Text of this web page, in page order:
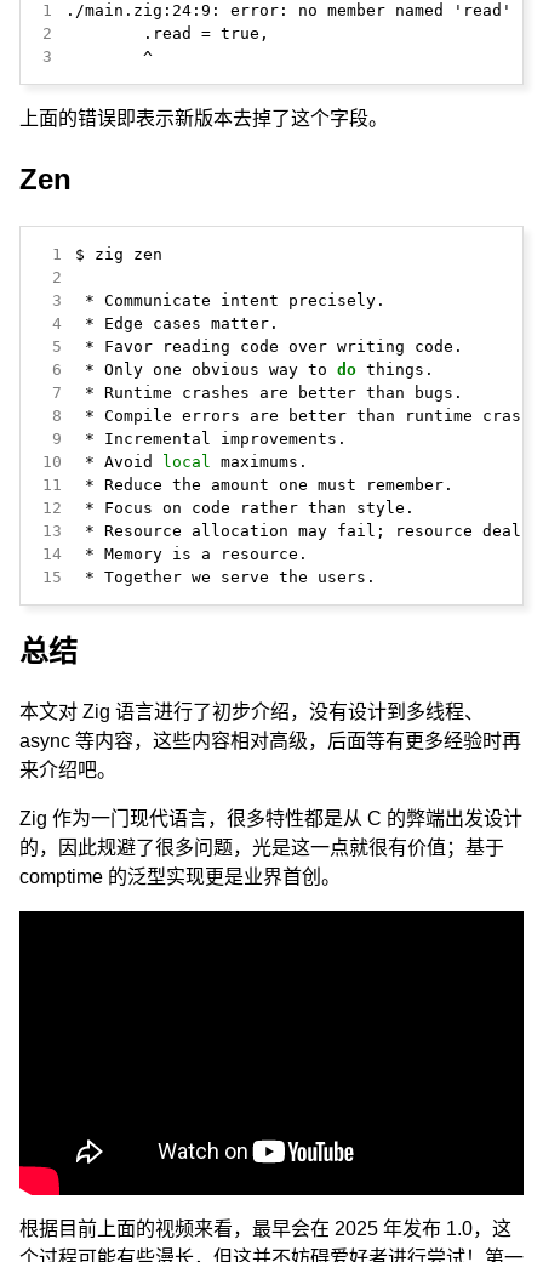
1
2
3
        ^
上面的错误即表示新版本去掉了这个字段。
Zen
1
2
3
4
5
6
* Only one obvious way to do
7
8
9
10
* Avoid local
11
12
13
14
15
* Together we serve the users.
总结
本文对 Zig 语言进行了初步介绍，没有设计到多线程、
async 等内容，这些内容相对高级，后面等有更多经验时再
来介绍吧。
Zig 作为一门现代语言，很多特性都是从 C 的弊端出发设计
的，因此规避了很多问题，光是这一点就很有价值；基于
comptime 的泛型实现更是业界首创。
根据目前上面的视频来看，最早会在 2025 年发布 1.0，这
个过程可能有些漫长，但这并不妨碍爱好者进行尝试！第一